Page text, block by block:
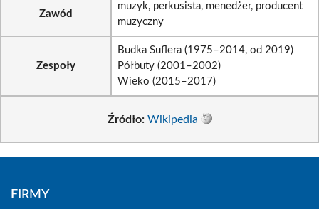
Zawód
muzyk, perkusista, menedżer, producent
muzyczny
Zespoły
Budka Suflera (1975–2014, od 2019)
Półbuty (2001–2002)
Wieko (2015–2017)
Źródło: Wikipedia
FIRMY